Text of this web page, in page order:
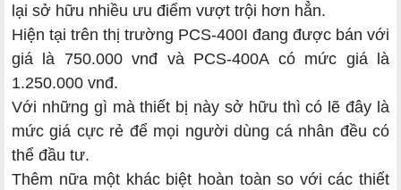
lại sở hữu nhiều ưu điểm vượt trội hơn hẳn.
Hiện tại trên thị trường PCS-400I đang được bán với
giá là 750.000 vnđ và PCS-400A có mức giá là
1.250.000 vnđ.
Với những gì mà thiết bị này sở hữu thì có lẽ đây là
mức giá cực rẻ để mọi người dùng cá nhân đều có
thể đầu tư.
Thêm nữa một khác biệt hoàn toàn so với các thiết